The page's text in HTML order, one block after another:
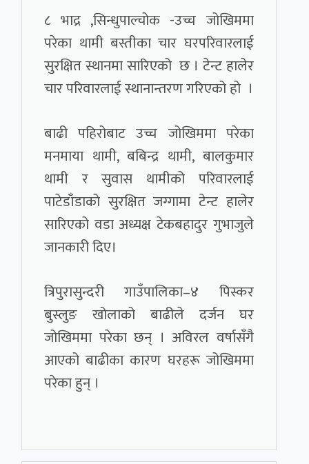
८ भाद्र ,सिन्धुपाल्चोक -उच्च जोखिममा
परेका थामी बस्तीका चार घरपरिवारलाई
सुरक्षित स्थानमा सारिएको छ । टेन्ट हालेर
चार परिवारलाई स्थानान्तरण गरिएको हो ।
बाढी पहिरोबाट उच्च जोखिममा परेका
मनमाया थामी, बबिन्द्र थामी, बालकुमार
थामी र सुवास थामीको परिवारलाई
पाटेडाँडाको सुरक्षित जग्गामा टेन्ट हालेर
सारिएको वडा अध्यक्ष टेकबहादुर गुभाजुले
जानकारी दिए।
त्रिपुरासुन्दरी गाउँपालिका–४ पिस्कर
बुस्लुङ खोलाको बाढीले दर्जन घर
जोखिममा परेका छन् । अविरल वर्षासँगै
आएको बाढीका कारण घरहरू जोखिममा
परेका हुन् ।